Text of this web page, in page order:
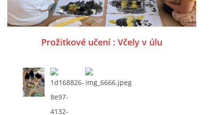
Prožitkové učení : Včely v úlu